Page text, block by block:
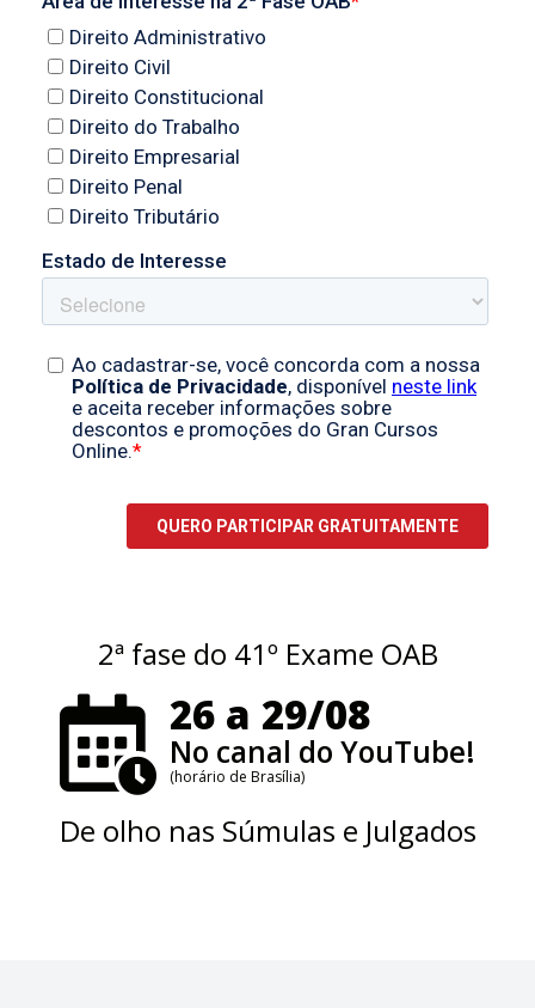
2ª fase do 41º Exame OAB
26 a 29/08
No canal do YouTube!
(horário de Brasília)
De olho nas Súmulas e Julgados